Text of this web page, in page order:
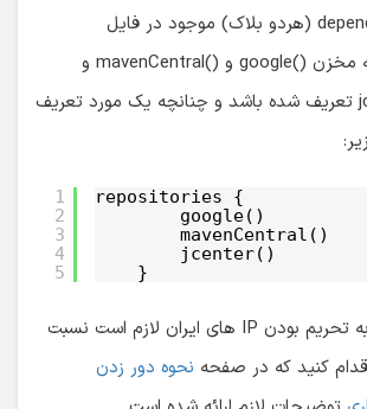
بلاک‌های dependencies (هردو بلاک) موجود در فایل
google() و mavenCentral() و
تعریف شده باشد و چنانچه یک مورد تعریف
1
2
3
4
5
repositories {
google()
mavenCentral()
jcenter()
}
همچنین با توجه به تحریم بودن IP های ایران لازم است نسبت
نحوه دور زدن